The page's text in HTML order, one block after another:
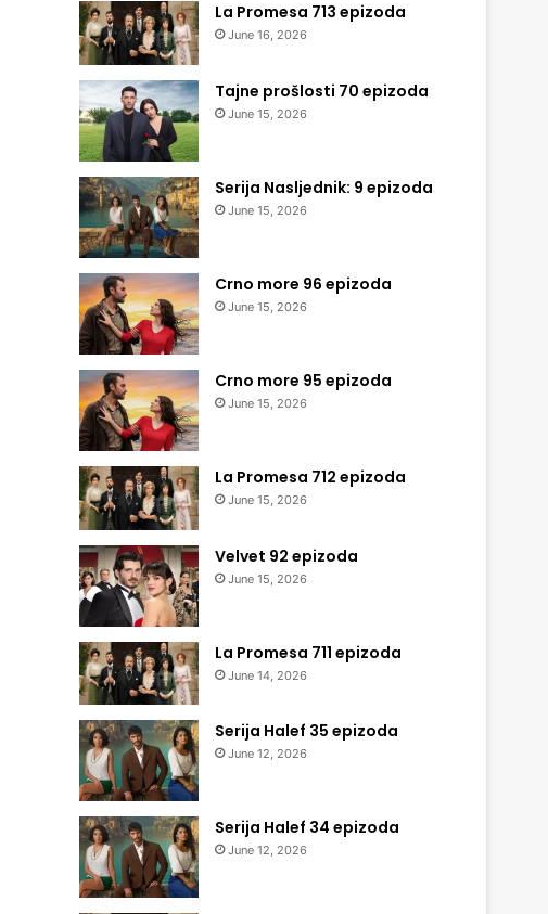
La Promesa 713 epizoda
June 16, 2026
Tajne prošlosti 70 epizoda
June 15, 2026
Serija Nasljednik: 9 epizoda
June 15, 2026
Crno more 96 epizoda
June 15, 2026
Crno more 95 epizoda
June 15, 2026
La Promesa 712 epizoda
June 15, 2026
Velvet 92 epizoda
June 15, 2026
La Promesa 711 epizoda
June 14, 2026
Serija Halef 35 epizoda
June 12, 2026
Serija Halef 34 epizoda
June 12, 2026